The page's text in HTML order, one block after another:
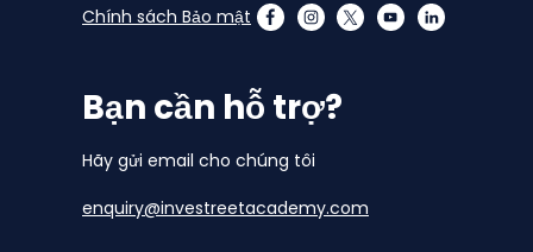
Chính sách Bảo mật
Bạn cần hỗ trợ?
Hãy gửi email cho chúng tôi
enquiry@investreetacademy.com